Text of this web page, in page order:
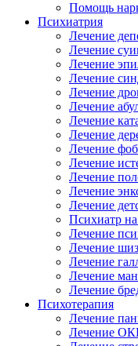
Помощь
Психиатрия
Лечение
Лечение
Лечение
Лечение
Лечение
Лечение
Лечение
Лечение
Лечение
Лечение
Лечение
Лечение
Лечение
Психиатр
Лечение
Лечение
Лечение
Лечение
Лечение
Психотерапия
Лечение
Лечение